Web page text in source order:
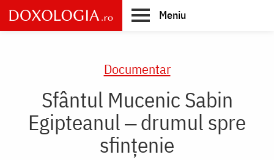
Skip
to
main
Meniu
Documentar
Sfântul Mucenic Sabin
Egipteanul ‒ drumul spre
sfințenie